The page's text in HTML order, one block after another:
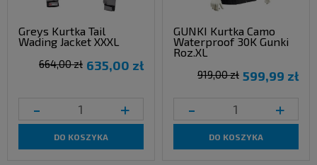
Greys Kurtka Tail
Wading Jacket XXXL
635,00 zł
664,00 zł
- +
DO KOSZYKA
GUNKI Kurtka Camo
Waterproof 30K Gunki
Roz.XL
599,99 zł
919,00 zł
- +
DO KOSZYKA